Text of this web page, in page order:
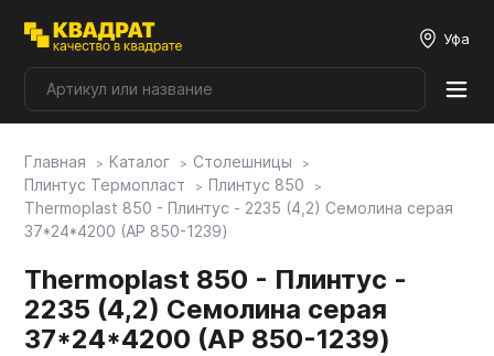
Уфа
Плитные материалы
Фурнитура
Столешницы
Главная Каталог
Столешницы
Плинтус Термопласт
Плинтус 850
Thermoplast 850 - Плинтус - 2235 (4,2) Семолина серая
37*24*4200 (AP 850-1239)
Thermoplast 850 - Плинтус -
2235 (4,2) Семолина серая
37*24*4200 (AP 850-1239)